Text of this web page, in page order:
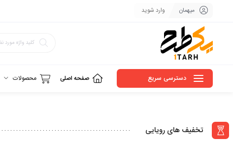
میهمان وارد شوید
دسترسی سریع صفحه اصلی محصولات
تخفیف های رویایی